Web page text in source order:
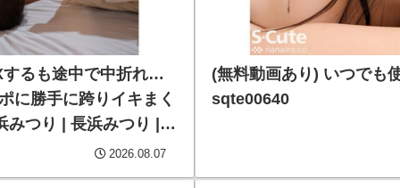
するも途中で中折れ…
に勝手に跨りイキまく
みつり | 長浜みつり |
2026.08.07
(無料動画あり) いつでも
sqte00640